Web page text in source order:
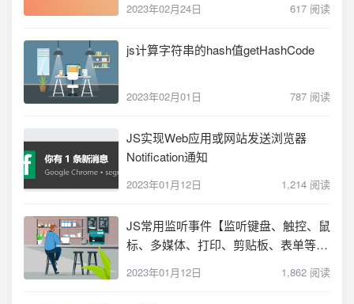
2023年02月24日 617 阅读
js计算字符串的hash值getHashCode
2023年02月01日 787 阅读
JS实现Web应用或网站发送浏览器
Notification通知
2023年01月12日 1,214 阅读
JS常用监听事件【监听键盘、触控、鼠
标、多媒体、打印、剪贴板、表单等事
2023年01月12日 1,862 阅读